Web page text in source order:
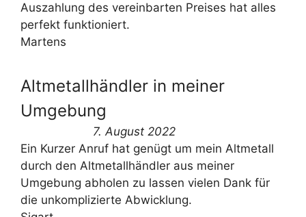
Auszahlung des vereinbarten Preises hat alles
perfekt funktioniert.
Martens
Altmetallhändler in meiner
Umgebung
7. August 2022
Ein Kurzer Anruf hat genügt um mein Altmetall
durch den Altmetallhändler aus meiner
Umgebung abholen zu lassen vielen Dank für
die unkomplizierte Abwicklung.